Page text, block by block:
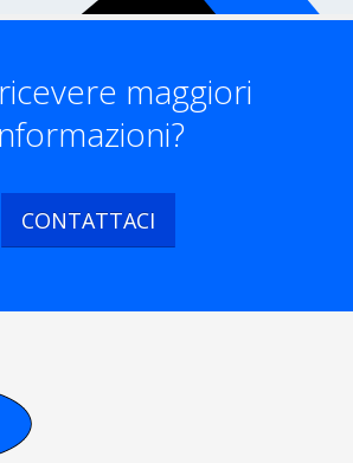
maggiori
CONTATTACI